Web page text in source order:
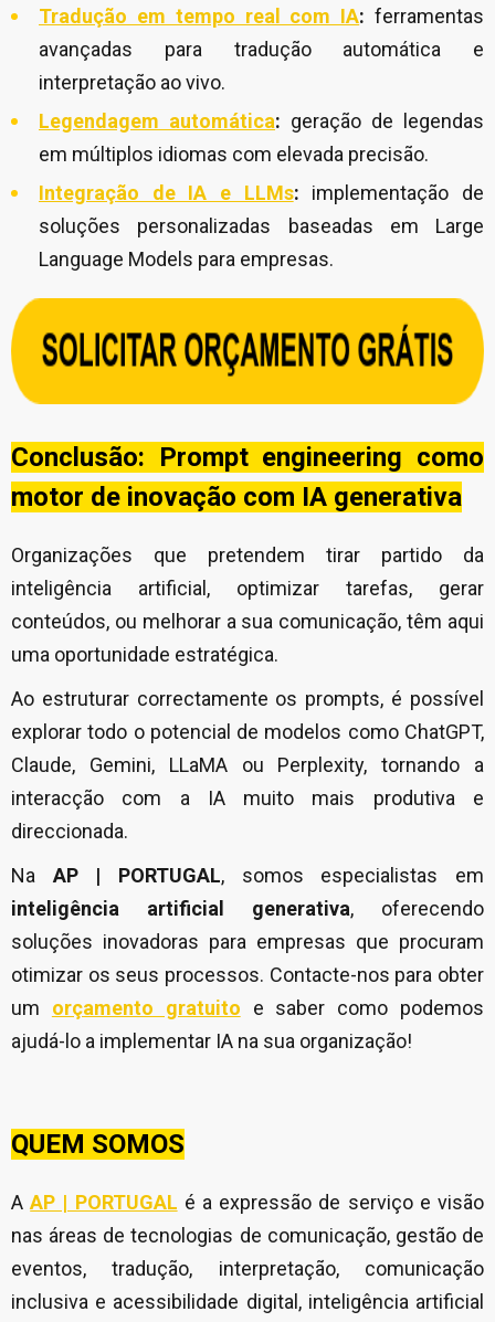
Tradução em tempo real com IA:ferramentas
avançadas para tradução automática e
interpretação ao vivo.
Legendagem automática: geração de legendas
em múltiplos idiomas com elevada precisão.
Integração de IA e LLMs: implementação de
soluções personalizadas baseadas em Large
Language Models para empresas.
Conclusão: Prompt engineering como
motor de inovação com IA generativa
Organizações que pretendem tirar partido da
inteligência artificial, optimizar tarefas, gerar
conteúdos, ou melhorar a sua comunicação, têm aqui
uma oportunidade estratégica.
Ao estruturar correctamente os prompts, é possível
explorar todo o potencial de modelos como ChatGPT,
Claude, Gemini, LLaMA ou Perplexity, tornando a
interacção com a IA muito mais produtiva e
direccionada.
Na AP | PORTUGAL, somos especialistas em
inteligência artificial generativa, oferecendo
soluções inovadoras para empresas que procuram
otimizar os seus processos. Contacte-nos para obter
um orçamento gratuito e saber como podemos
ajudá-lo a implementar IA na sua organização!
QUEM SOMOS
A AP | PORTUGAL é a expressão de serviço e visão
nas áreas de tecnologias de comunicação, gestão de
eventos, tradução, interpretação, comunicação
inclusiva e acessibilidade digital, inteligência artificial